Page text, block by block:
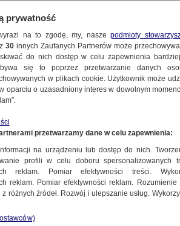
bezpieczeństwa
prywatność
na to zgodę, my, naszepodmioty
30 innych Zaufanych Partnerów może
do nich dostęp w celu zapewnienia
się to poprzez przetwarzanie danych
w plikach cookie. Użytkownik może
oparciu o uzasadniony interes w dowolnym
przetwarzamy dane w celu zapewnienia:
na urządzeniu lub dostęp do nich.
profili w celu doboru spersonalizowanych
reklam. Pomiar efektywności treści.
reklam. Pomiar efektywności reklam.
różnych źródeł. Rozwój i ulepszanie usług.